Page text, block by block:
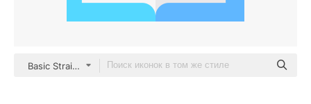
Basic Straight Flat